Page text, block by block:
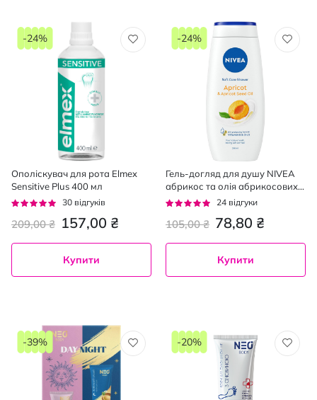
Ополіскувач для рота Elmex
Sensitive Plus 400 мл
Рейтинг:
30 відгуків
157,00 ₴
209,00 ₴
-24%
Купити
Гель-догляд для душу NIVEA
абрикос та олія абрикосових
кісточок 250 мл
Рейтинг:
24 відгуки
78,80 ₴
105,00 ₴
-24%
Купити
-39% -20%